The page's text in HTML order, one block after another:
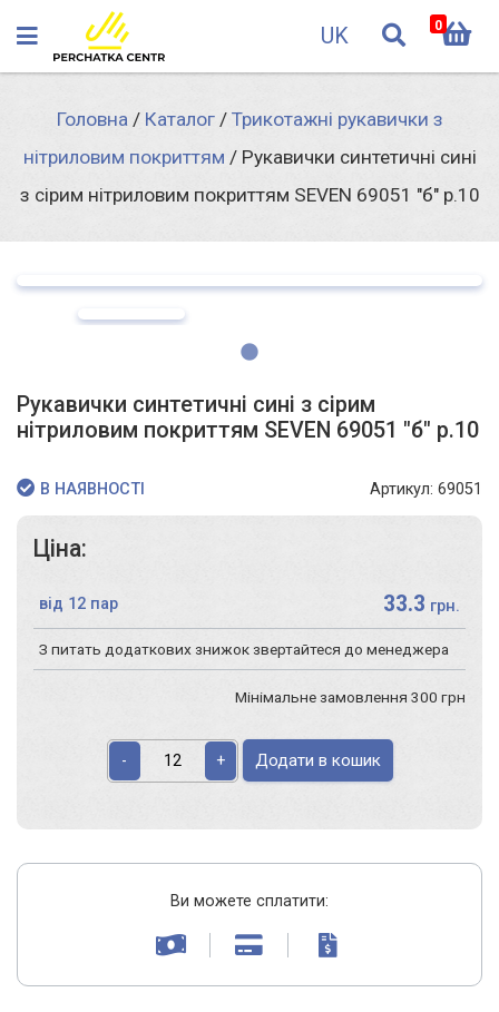
UK 0
Головна/ Каталог/ Трикотажні рукавички з
нітриловим покриттям / Рукавички синтетичні сині
з сірим нітриловим покриттям SEVEN 69051 "б" р.10
Рукавички синтетичні сині з сірим
нітриловим покриттям SEVEN 69051 "б" р.10
В НАЯВНОСТІ Артикул: 69051
Ціна:
від 12 пар 33.3 грн.
З питать додаткових знижок звертайтеся до менеджера
Мінімальне замовлення 300 грн
- + Додати в кошик
Ви можете сплатити: